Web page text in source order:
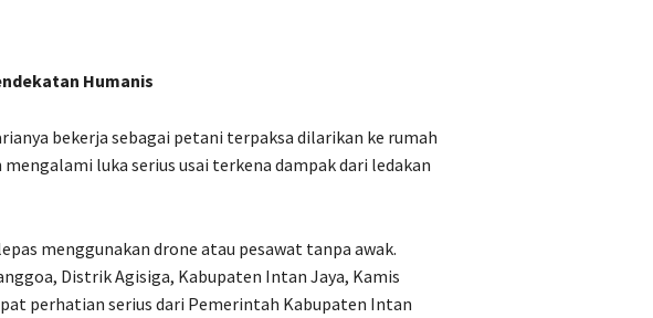
Humanis
bekerja sebagai petani terpaksa dilarikan ke rumah
luka serius usai terkena dampak dari ledakan
menggunakan drone atau pesawat tanpa awak.
Distrik Agisiga, Kabupaten Intan Jaya, Kamis
perhatian serius dari Pemerintah Kabupaten Intan